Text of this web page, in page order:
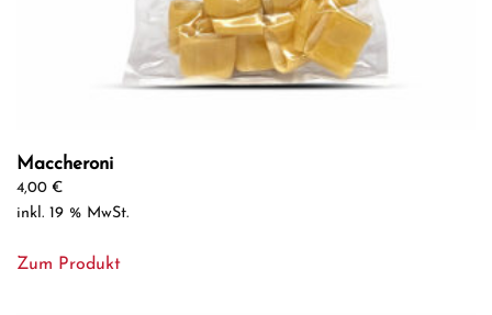
Maccheroni
4,00 €
inkl. 19 % MwSt.
Zum Produkt